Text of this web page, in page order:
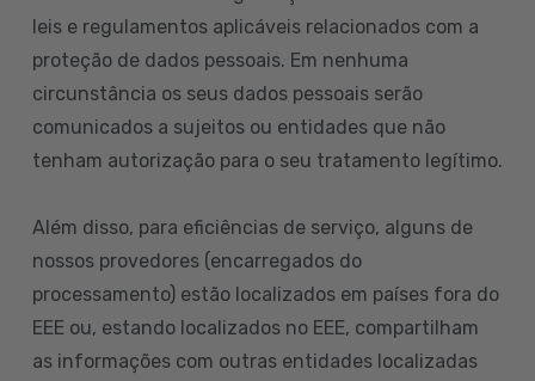
leis e regulamentos aplicáveis relacionados com a
proteção de dados pessoais. Em nenhuma
circunstância os seus dados pessoais serão
comunicados a sujeitos ou entidades que não
tenham autorização para o seu tratamento legítimo.
Além disso, para eficiências de serviço, alguns de
nossos provedores (encarregados do
processamento) estão localizados em países fora do
EEE ou, estando localizados no EEE, compartilham
as informações com outras entidades localizadas